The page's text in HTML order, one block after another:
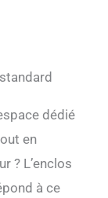
dédié
en
? L’enclos
à ce